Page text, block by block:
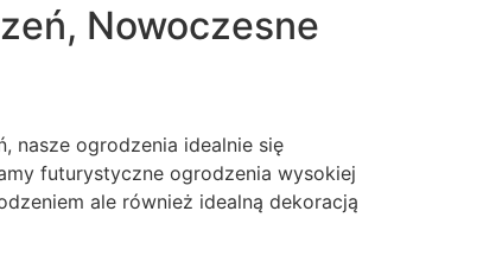
Nowoczesne
nasze ogrodzenia idealnie się
futurystyczne ogrodzenia wysokiej
ale również idealną dekoracją